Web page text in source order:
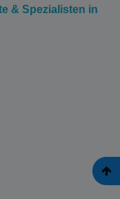
& Spezialisten in